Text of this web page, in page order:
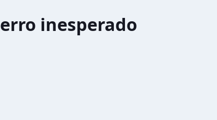
erro inesperado